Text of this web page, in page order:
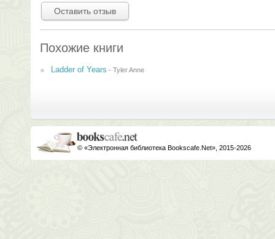
Оставить отзыв
Похожие книги
Ladder of Years - Tyler Anne
© «Электронная библиотека Bookscafe.Net», 2015-2026